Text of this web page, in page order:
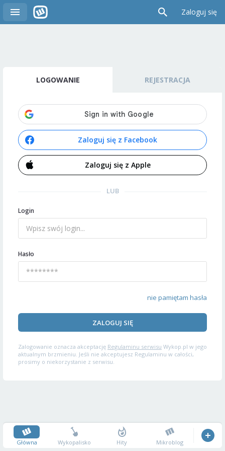
Zaloguj się
LOGOWANIE REJESTRACJA
Zaloguj się z Facebook
Zaloguj się z Apple
LUB
Login
Hasło
nie pamiętam hasła
ZALOGUJ SIĘ
Zalogowanie oznacza akceptację Regulaminu serwisu Wykop.pl w jego
aktualnym brzmieniu. Jeśli nie akceptujesz Regulaminu w całości,
prosimy o niekorzystanie z serwisu.
Główna Wykopalisko Hity Mikroblog